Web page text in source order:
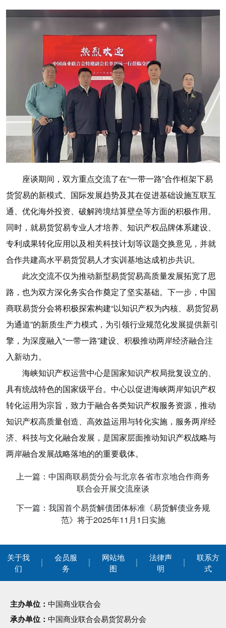
座谈期间，双方重点交流了在“一带一路”合作框架下易
货贸易的新模式、国际发展趋势及其在促进基础设施互联互
通、优化海外投资、破解跨境结算壁垒等方面的积极作用。
同时，就易货贸易专业人才培养、知识产权品牌体系建设、
专利成果转化应用以及相关科技计划等议题交换意见，并就
合作共建高水平易货贸易人才实训基地达成初步共识。
此次交流不仅为推动新型易货贸易高质量发展拓宽了思
路，也为双方深化务实合作奠定了坚实基础。下一步，中国
商联易货分会将积极探索构建“以知识产权为内核、易货贸易
为通道”的新质生产力模式，为引领行业规范化发展提供新引
擎，为深度融入“一带一路”建设、积极推动两岸经济融合注
入新动力。
海峡知识产权运营中心是国家知识产权局批复设立的、
具有统战特色的国家级平台。中心以促进海峡两岸知识产权
转化运用为宗旨，致力于融合各类知识产权服务资源，推动
知识产权高质量创造、高效益运用与转化实施，服务两岸经
济、科技与文化融合发展，是国家层面推动知识产权战略与
两岸融合发展战略落地的的重要载体。
上一篇：中国商联易货分会与北京各省市京地合作商务
联合会开展交流座谈
下一篇：我国首个易货解债团体标准《易货解债业务规
范》将于2025年11月1日实施
关于我
们
会员服
务
网站地
图
法律声
明
联系方
式
主办单位： 中国商业联合会
承办单位： 中国商业联合会易货贸易分会